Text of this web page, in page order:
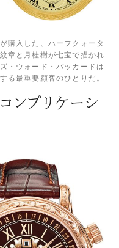
購入した、ハーフクォータ
章と月桂樹が七宝で描かれ
・ウォード・パッカードは
る最重要顧客のひとりだ。
ンプリケーシ